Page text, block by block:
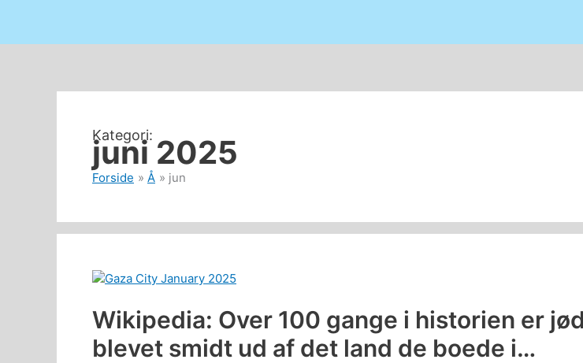
juni 2025
Forside Å jun
Wikipedia: Over 100 gange i historien er
blevet smidt ud af det land de boede i…